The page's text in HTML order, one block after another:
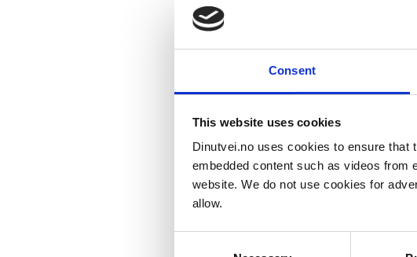
Consent
This website uses cookies
Dinutvei.no uses cookies to ensure that
embedded content such as videos
website. We do not use cookies for
allow.